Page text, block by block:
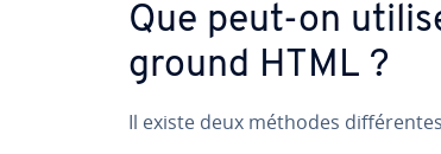
Que peut-on
ground HTML ?
Il existe deux méthodes